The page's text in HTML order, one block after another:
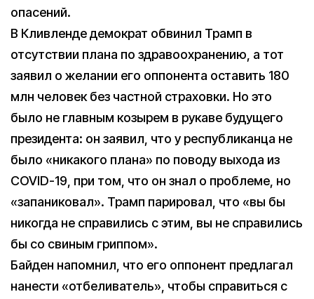
опасений.
В Кливленде демократ обвинил Трамп в
отсутствии плана по здравоохранению, а тот
заявил о желании его оппонента оставить 180
млн человек без частной страховки. Но это
было не главным козырем в рукаве будущего
президента: он заявил, что у республиканца не
было «никакого плана» по поводу выхода из
COVID-19, при том, что он знал о проблеме, но
«запаниковал». Трамп парировал, что «вы бы
никогда не справились с этим, вы не справились
бы со свиным гриппом».
Байден напомнил, что его оппонент предлагал
нанести «отбеливатель», чтобы справиться с